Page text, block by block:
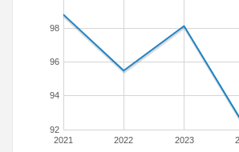
2021 2022 2023
92
94
96
98